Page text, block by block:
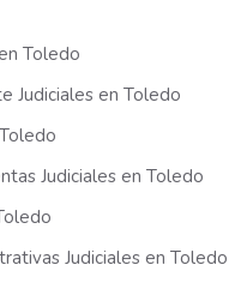
Toledo
Judiciales en Toledo
Judiciales en Toledo
Judiciales en Toledo